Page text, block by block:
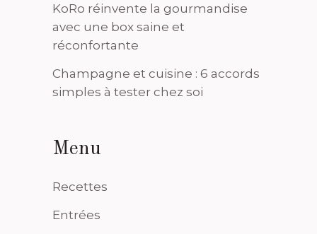
KoRo réinvente la gourmandise
avec une box saine et
réconfortante
Champagne et cuisine : 6 accords
simples à tester chez soi
Menu
Recettes
Entrées